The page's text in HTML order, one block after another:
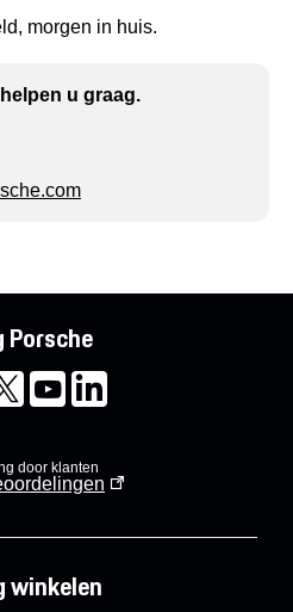
morgen in huis.
u graag.
Porsche
door klanten
winkelen